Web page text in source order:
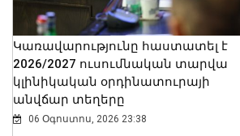
Կառավարությունը հաստատել է
2026/2027 ուսումնական տարվա
կլինիկական օրդինատուրայի
անվճար տեղերը
06 Օգոստոս, 2026 23:38